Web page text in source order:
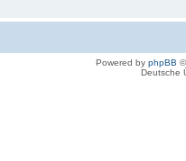
Powered by phpBB
Deutsche